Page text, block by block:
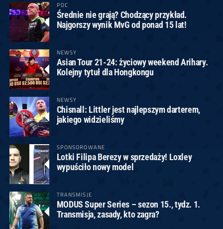
PDC
Średnie nie grają? Chodzący przykład.
Najgorszy wynik MvG od ponad 15 lat!
NEWSY
Asian Tour 21-24: życiowy weekend Arihary.
Kolejny tytuł dla Hongkongu
NEWSY
Chisnall: Littler jest najlepszym darterem,
jakiego widzieliśmy
SPONSOROWANE
Lotki Filipa Berezy w sprzedaży! Loxley
wypuściło nowy model
TRANSMISJE
MODUS Super Series – sezon 15., tydz. 1.
Transmisja, zasady, kto zagra?